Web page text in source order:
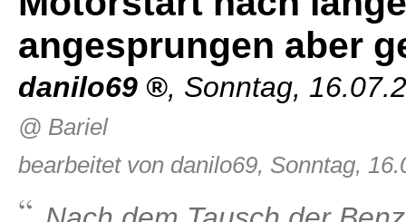
angesprungen aber
danilo69 , Sonntag,
@ Bariel
bearbeitet von danilo69, Sonntag,